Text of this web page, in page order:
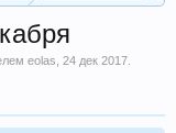
eolas 24 дек 2017